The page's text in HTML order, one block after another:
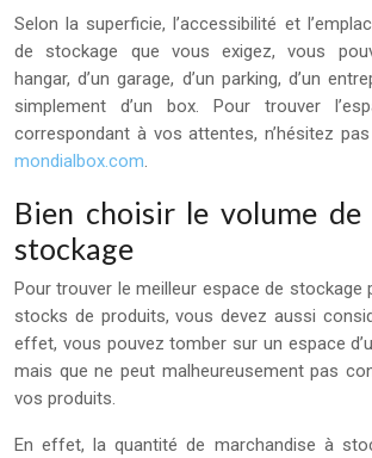
Selon la superficie, l’accessibilité et
de stockage que vous exigez, vous
hangar, d’un garage, d’un parking, d’un
simplement d’un box. Pour trouver
correspondant à vos attentes, n’hésitez
mondialbox.com.
Bien choisir le volume de
stockage
Pour trouver le meilleur espace de
stocks de produits, vous devez aussi
effet, vous pouvez tomber sur un espace
mais que ne peut malheureusement pas
vos produits.
En effet, la quantité de marchandise à